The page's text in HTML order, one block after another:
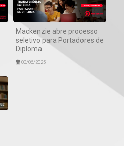
Mackenzie abre processo
seletivo para Portadores de
Diploma
03/06/2025